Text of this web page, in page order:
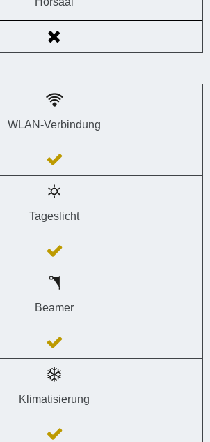
WLAN-Verbindung
Tageslicht
Beamer
Klimatisierung